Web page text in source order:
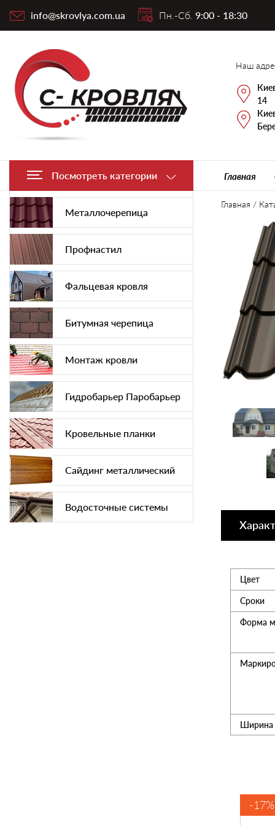
info@skrovlya.com.ua Пн.-Сб. 9:00 - 18:30
Наш
14
Посмотреть категории Главная
Металлочерепица
Профнастил
Фальцевая кровля
Битумная черепица
Монтаж кровли
Гидробарьер Паробарьер
Кровельные планки
Сайдинг металлический
Водосточные системы
Главная /
Цвет
Сроки
Форма
Ширина
-17%